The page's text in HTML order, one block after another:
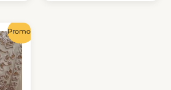
Promo !
€.
Le
prix
actuel
est :
13,00 €.